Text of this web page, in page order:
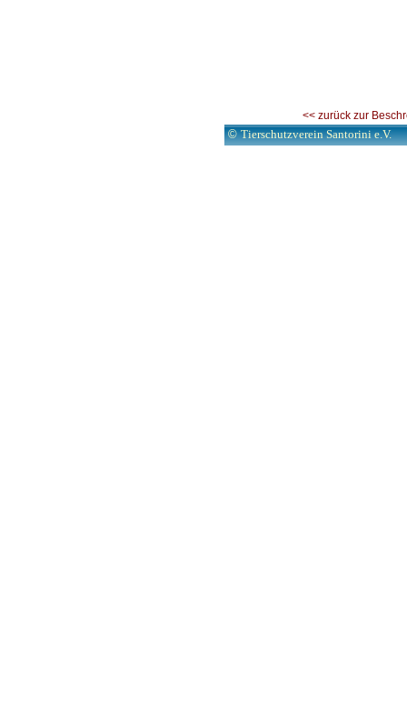
<< zurück zur
©Tierschutzverein Santorini e.V.